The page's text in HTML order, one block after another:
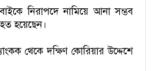
নিরাপদে নামিয়ে আনা সম্ভব
হয়েছেন।
থেকে দক্ষিণ কোরিয়ার উদ্দেশে